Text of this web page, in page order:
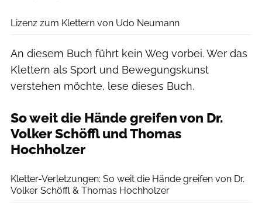
Lizenz zum Klettern von Udo Neumann
An diesem Buch führt kein Weg vorbei. Wer das
Klettern als Sport und Bewegungskunst
verstehen möchte, lese dieses Buch.
So weit die Hände greifen von Dr.
Volker Schöffl und Thomas
Hochholzer
Kletter-Verletzungen: So weit die Hände greifen von Dr.
Volker Schöffl & Thomas Hochholzer